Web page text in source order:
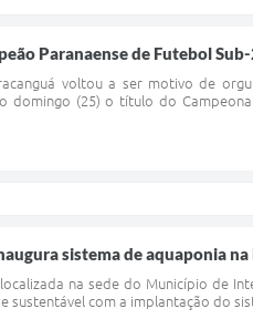
Paranaense de Futebol
voltou a ser motivo de
domingo (25) o título do
sistema de aquaponia na
na sede do Município de
sustentável com a implantação do